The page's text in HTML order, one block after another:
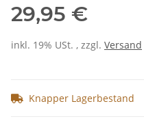
29,95 €
inkl. 19% USt. , zzgl. Versand
Knapper Lagerbestand